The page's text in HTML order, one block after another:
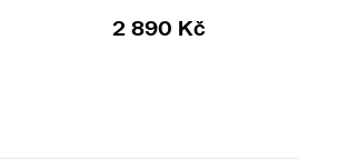
2 890 Kč